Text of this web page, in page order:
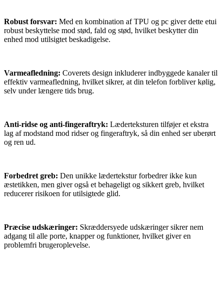
Robust forsvar: Med en kombination af TPU og pc giver dette etui
robust beskyttelse mod stød, fald og stød, hvilket beskytter din
enhed mod utilsigtet beskadigelse.
Varmeafledning: Coverets design inkluderer indbyggede kanaler til
effektiv varmeafledning, hvilket sikrer, at din telefon forbliver kølig,
selv under længere tids brug.
Anti-ridse og anti-fingeraftryk: Læderteksturen tilføjer et ekstra
lag af modstand mod ridser og fingeraftryk, så din enhed ser uberørt
og ren ud.
Forbedret greb: Den unikke lædertekstur forbedrer ikke kun
æstetikken, men giver også et behageligt og sikkert greb, hvilket
reducerer risikoen for utilsigtede glid.
Præcise udskæringer: Skræddersyede udskæringer sikrer nem
adgang til alle porte, knapper og funktioner, hvilket giver en
problemfri brugeroplevelse.